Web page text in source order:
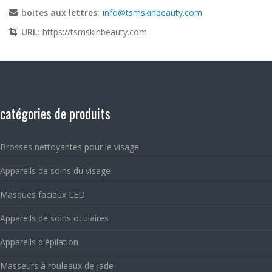
boites aux lettres: info@tsmskinbeauty.com
URL: https://tsmskinbeauty.com
catégories de produits
Brosses nettoyantes pour le visage
Appareils de soins du visage
Masques faciaux LED
Appareils de soins oculaires
Appareils d'épilation
Masseurs à rouleaux de jade